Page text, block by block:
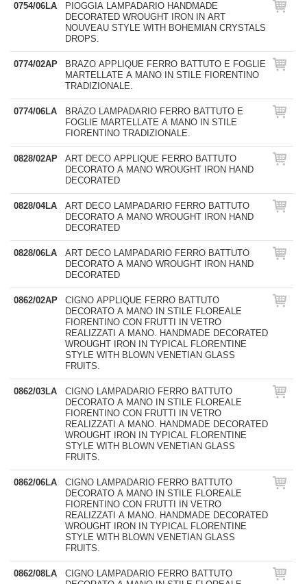
0754/06LA
PIOGGIA LAMPADARIO HANDMADE
DECORATED WROUGHT IRON IN ART
NOUVEAU STYLE WITH BOHEMIAN CRYSTALS
DROPS.
0774/02AP
BRAZO APPLIQUE FERRO BATTUTO E FOGLIE
MARTELLATE A MANO IN STILE FIORENTINO
TRADIZIONALE.
0774/06LA
BRAZO LAMPADARIO FERRO BATTUTO E
FOGLIE MARTELLATE A MANO IN STILE
FIORENTINO TRADIZIONALE.
0828/02AP
ART DECO APPLIQUE FERRO BATTUTO
DECORATO A MANO WROUGHT IRON HAND
DECORATED
0828/04LA
ART DECO LAMPADARIO FERRO BATTUTO
DECORATO A MANO WROUGHT IRON HAND
DECORATED
0828/06LA
ART DECO LAMPADARIO FERRO BATTUTO
DECORATO A MANO WROUGHT IRON HAND
DECORATED
0862/02AP
CIGNO APPLIQUE FERRO BATTUTO
DECORATO A MANO IN STILE FLOREALE
FIORENTINO CON FRUTTI IN VETRO
REALIZZATI A MANO. HANDMADE DECORATED
WROUGHT IRON IN TYPICAL FLORENTINE
STYLE WITH BLOWN VENETIAN GLASS
FRUITS.
0862/03LA
CIGNO LAMPADARIO FERRO BATTUTO
DECORATO A MANO IN STILE FLOREALE
FIORENTINO CON FRUTTI IN VETRO
REALIZZATI A MANO. HANDMADE DECORATED
WROUGHT IRON IN TYPICAL FLORENTINE
STYLE WITH BLOWN VENETIAN GLASS
FRUITS.
0862/06LA
CIGNO LAMPADARIO FERRO BATTUTO
DECORATO A MANO IN STILE FLOREALE
FIORENTINO CON FRUTTI IN VETRO
REALIZZATI A MANO. HANDMADE DECORATED
WROUGHT IRON IN TYPICAL FLORENTINE
STYLE WITH BLOWN VENETIAN GLASS
FRUITS.
0862/08LA
CIGNO LAMPADARIO FERRO BATTUTO